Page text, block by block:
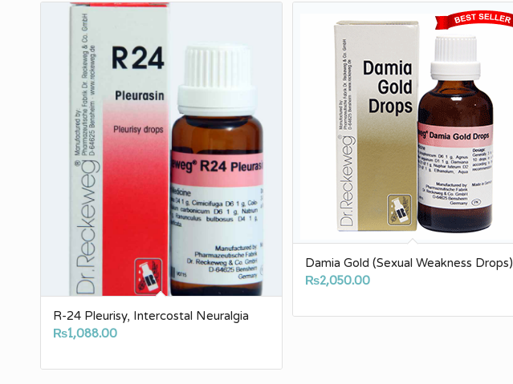
R-24 Pleurisy, Intercostal Neuralgia
₨1,088.00
Damia Gold (Sexual Weakness Drops)
₨2,050.00